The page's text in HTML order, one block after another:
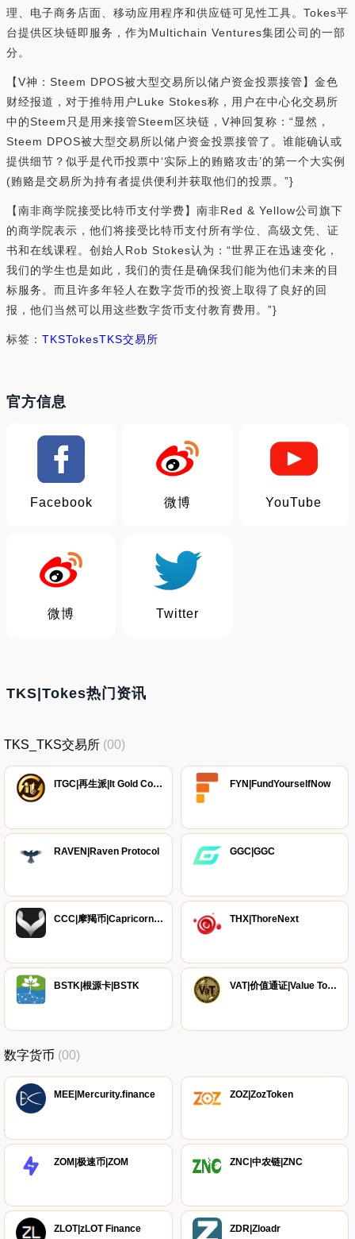
理、电子商务店面、移动应用程序和供应链可见性工具。Tokes平
台提供区块链即服务，作为Multichain Ventures集团公司的一部
分。
【V神：Steem DPOS被大型交易所以储户资金投票接管】金色
财经报道，对于推特用户Luke Stokes称，用户在中心化交易所
中的Steem只是用来接管Steem区块链，V神回复称：“显然，
Steem DPOS被大型交易所以储户资金投票接管了。谁能确认或
提供细节？似乎是代币投票中‘实际上的贿赂攻击’的第一个大实例
(贿赂是交易所为持有者提供便利并获取他们的投票。”}
【南非商学院接受比特币支付学费】南非Red & Yellow公司旗下
的商学院表示，他们将接受比特币支付所有学位、高级文凭、证
书和在线课程。创始人Rob Stokes认为：“世界正在迅速变化，
我们的学生也是如此，我们的责任是确保我们能为他们未来的目
标服务。而且许多年轻人在数字货币的投资上取得了良好的回
报，他们当然可以用这些数字货币支付教育费用。”}
标签： TKSTokesTKS交易所
官方信息
Facebook 微博 YouTube
微博 Twitter
TKS|Tokes热门资讯
TKS_TKS交易所 (00)
ITGC|再生派|It Gold Coins FYN|FundYourselfNow
RAVEN|Raven Protocol GGC|GGC
CCC|摩羯币|Capricorncoin THX|ThoreNext
BSTK|根源卡|BSTK VAT|价值通证|Value Token
数字货币 (00)
MEE|Mercurity.finance ZOZ|ZozToken
ZOM|极速币|ZOM ZNC|中农链|ZNC
ZLOT|zLOT Finance ZDR|Zloadr